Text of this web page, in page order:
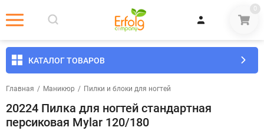
0
КАТАЛОГ ТОВАРОВ
Главная / Маникюр / ​Пилки и блоки для ногтей
20224 Пилка для ногтей стандартная
персиковая Mylar 120/180